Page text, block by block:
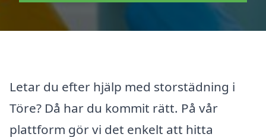
Letar du efter hjälp med storstädning i
Töre? Då har du kommit rätt. På vår
plattform gör vi det enkelt att hitta